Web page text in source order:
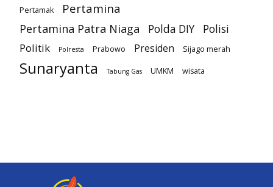
Pertamak Pertamina
Pertamina Patra Niaga Polda DIY
Polisi
Politik
Polresta Prabowo Presiden Sijago merah
Sunaryanta Tabung Gas UMKM wisata